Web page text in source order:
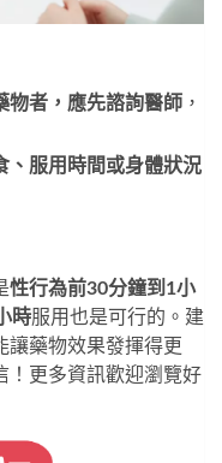
物者，應先諮詢醫師 ，
、服用時間或身體狀況
性行為前30分鐘到1小
時服用也是可行的。建
讓藥物效果發揮得更
！更多資訊歡迎瀏覽好